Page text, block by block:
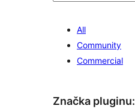
All
Community
Commercial
Značka pluginu: